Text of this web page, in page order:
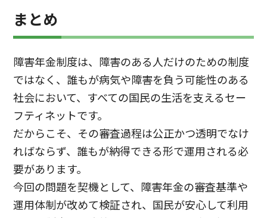
まとめ
障害年金制度は、障害のある人だけのための制度
ではなく、誰もが病気や障害を負う可能性のある
社会において、すべての国民の生活を支えるセー
フティネットです。
だからこそ、その審査過程は公正かつ透明でなけ
ればならず、誰もが納得できる形で運用される必
要があります。
今回の問題を契機として、障害年金の審査基準や
運用体制が改めて検証され、国民が安心して利用